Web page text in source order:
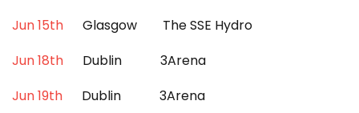
Jun 15th Glasgow The SSE Hydro
Jun 18th Dublin 3Arena
Jun 19th Dublin 3Arena